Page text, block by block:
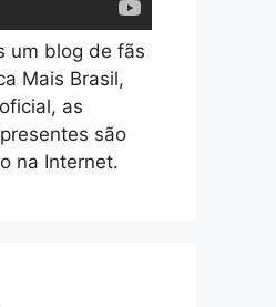
um blog de fãs
Mais Brasil,
as
são
na Internet.